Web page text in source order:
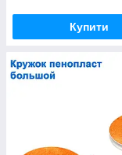
Купити